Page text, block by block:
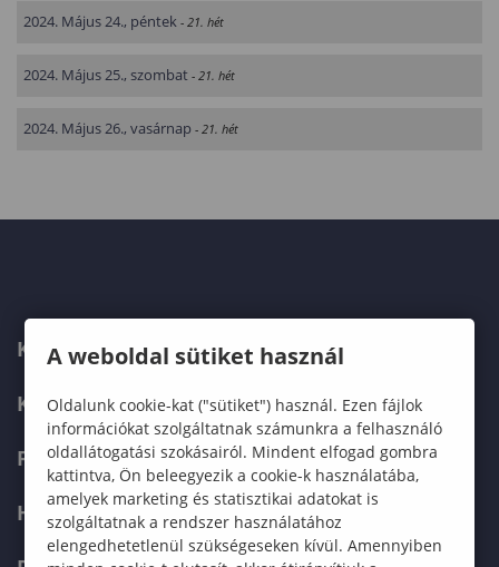
2024. Május 24., péntek - 21. hét
2024. Május 25., szombat - 21. hét
2024. Május 26., vasárnap - 21. hét
KARUNK
KÉPZÉSEK
FELVÉTELIZŐKNEK
HALLGATÓKNAK
A weboldal sütiket használ
Oldalunk cookie-kat ("sütiket") használ. Ezen fájlok
információkat szolgáltatnak számunkra a felhasználó
oldallátogatási szokásairól. Mindent elfogad gombra
kattintva, Ön beleegyezik a cookie-k használatába,
amelyek marketing és statisztikai adatokat is
szolgáltatnak a rendszer használatához
elengedhetetlenül szükségeseken kívül. Amennyiben